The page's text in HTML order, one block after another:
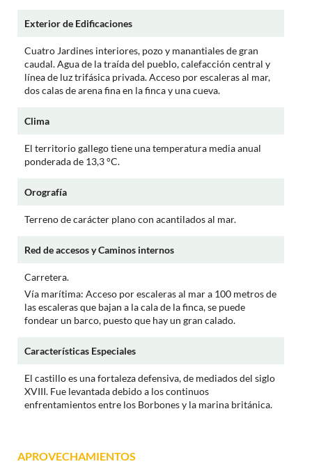
Exterior de Edificaciones
Cuatro Jardines interiores, pozo y manantiales de gran
caudal. Agua de la traída del pueblo, calefacción central y
línea de luz trifásica privada. Acceso por escaleras al mar,
dos calas de arena fina en la finca y una cueva.
Clima
El territorio gallego tiene una temperatura media anual
ponderada de 13,3 °C.
Orografía
Terreno de carácter plano con acantilados al mar.
Red de accesos y Caminos internos
Carretera.
Vía marítima: Acceso por escaleras al mar a 100 metros de
las escaleras que bajan a la cala de la finca, se puede
fondear un barco, puesto que hay un gran calado.
Características Especiales
El castillo es una fortaleza defensiva, de mediados del siglo
XVIII. Fue levantada debido a los continuos
enfrentamientos entre los Borbones y la marina británica.
APROVECHAMIENTOS